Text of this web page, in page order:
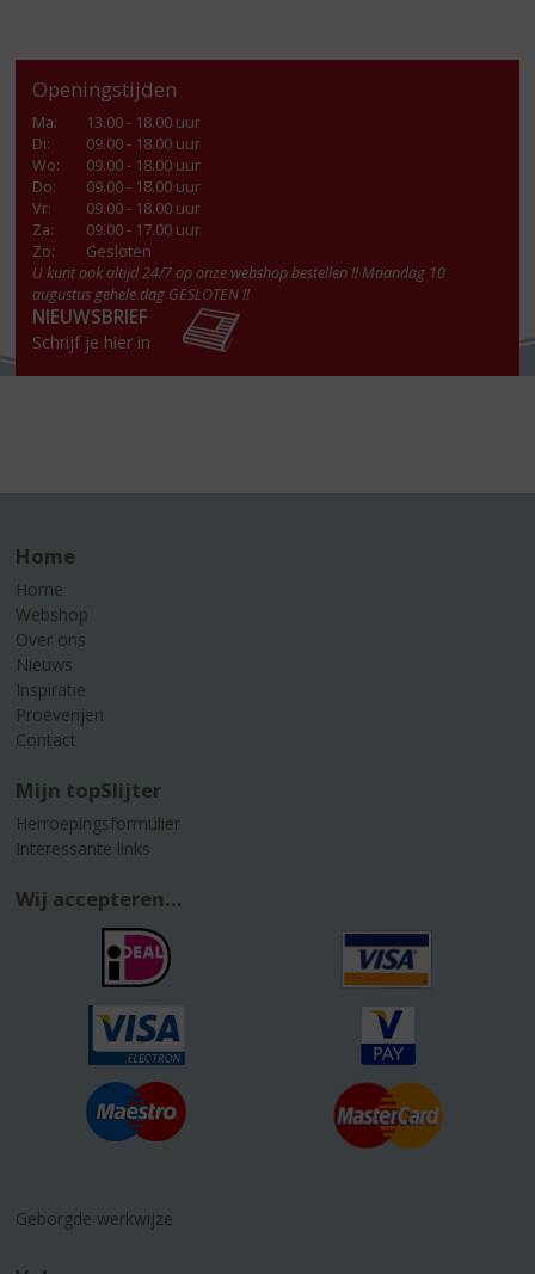
Openingstijden
Ma:
13.00 - 18.00 uur
Di:
09.00 - 18.00 uur
Wo:
09.00 - 18.00 uur
Do:
09.00 - 18.00 uur
Vr:
09.00 - 18.00 uur
Za:
09.00 - 17.00 uur
Zo:
Gesloten
U kunt ook altijd 24/7 op onze webshop bestellen !! Maandag 10
augustus gehele dag GESLOTEN !!
NIEUWSBRIEF
Schrijf je hier in
Home
Home
Webshop
Over ons
Nieuws
Inspiratie
Proeverijen
Contact
Mijn topSlijter
Herroepingsformulier
Interessante links
Wij accepteren...
Geborgde werkwijze